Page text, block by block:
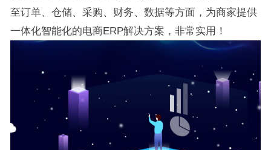
至订单、仓储、采购、财务、数据等方面，为商家提供
一体化智能化的电商ERP解决方案，非常实用！